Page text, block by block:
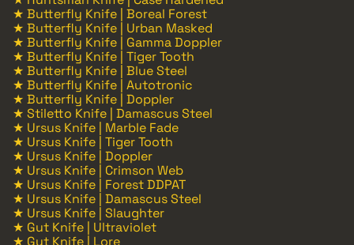
★ Butterfly Knife | Boreal Forest
★ Butterfly Knife | Urban Masked
★ Butterfly Knife | Gamma Doppler
★ Butterfly Knife | Tiger Tooth
★ Butterfly Knife | Blue Steel
★ Butterfly Knife | Autotronic
★ Butterfly Knife | Doppler
★ Stiletto Knife | Damascus Steel
★ Ursus Knife | Marble Fade
★ Ursus Knife | Tiger Tooth
★ Ursus Knife | Doppler
★ Ursus Knife | Crimson Web
★ Ursus Knife | Forest DDPAT
★ Ursus Knife | Damascus Steel
★ Ursus Knife | Slaughter
★ Gut Knife | Ultraviolet
★ Gut Knife | Lore